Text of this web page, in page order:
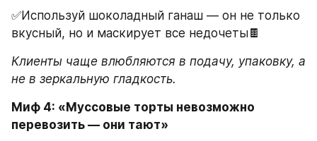
✅Используй шоколадный ганаш — он не только
вкусный, но и маскирует все недочеты🍫
Клиенты чаще влюбляются в подачу, упаковку, а
не в зеркальную гладкость.
Миф 4: «Муссовые торты невозможно
перевозить — они тают»